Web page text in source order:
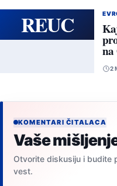
REUC
na
2
KOMENTARI ČITALACA
Vaše
Otvorite diskusiju i budite
vest.